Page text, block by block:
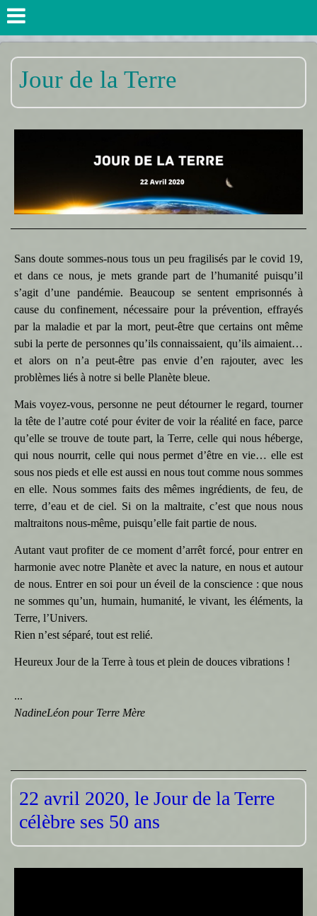
Jour de la Terre
Sans doute sommes-nous tous un peu fragilisés par le covid 19,
et dans ce nous, je mets grande part de l’humanité puisqu’il
s’agit d’une pandémie. Beaucoup se sentent emprisonnés à
cause du confinement, nécessaire pour la prévention, effrayés
par la maladie et par la mort, peut-être que certains ont même
subi la perte de personnes qu’ils connaissaient, qu’ils aimaient…
et alors on n’a peut-être pas envie d’en rajouter, avec les
problèmes liés à notre si belle Planète bleue.
Mais voyez-vous, personne ne peut détourner le regard, tourner
la tête de l’autre coté pour éviter de voir la réalité en face, parce
qu’elle se trouve de toute part, la Terre, celle qui nous héberge,
qui nous nourrit, celle qui nous permet d’être en vie… elle est
sous nos pieds et elle est aussi en nous tout comme nous sommes
en elle. Nous sommes faits des mêmes ingrédients, de feu, de
terre, d’eau et de ciel. Si on la maltraite, c’est que nous nous
maltraitons nous-même, puisqu’elle fait partie de nous.
Autant vaut profiter de ce moment d’arrêt forcé, pour entrer en
harmonie avec notre Planète et avec la nature, en nous et autour
de nous. Entrer en soi pour un éveil de la conscience : que nous
ne sommes qu’un, humain, humanité, le vivant, les éléments, la
Terre, l’Univers.
Rien n’est séparé, tout est relié.
Heureux Jour de la Terre à tous et plein de douces vibrations !
...
NadineLéon pour Terre Mère
22 avril 2020, le Jour de la Terre
célèbre ses 50 ans